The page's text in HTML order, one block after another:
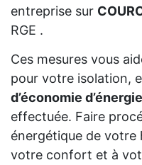
entreprise sur
RGE .
Ces mesures vous
pour votre isolation,
d’économie d’énergie
effectuée. Faire
énergétique de
votre confort et à